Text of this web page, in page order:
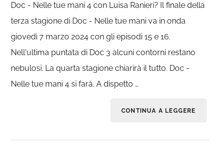
Doc - Nelle tue mani 4 con Luisa Ranieri? Il finale della
terza stagione di Doc - Nelle tue mani va in onda
giovedì 7 marzo 2024 con gli episodi 15 e 16.
Nell'ultima puntata di Doc 3 alcuni contorni restano
nebulosi. La quarta stagione chiarirà il tutto. Doc -
Nelle tue mani 4 si farà. A dispetto …
CONTINUA A LEGGERE